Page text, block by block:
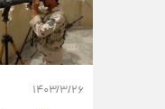
۱۴۰۳/۳/۲۶